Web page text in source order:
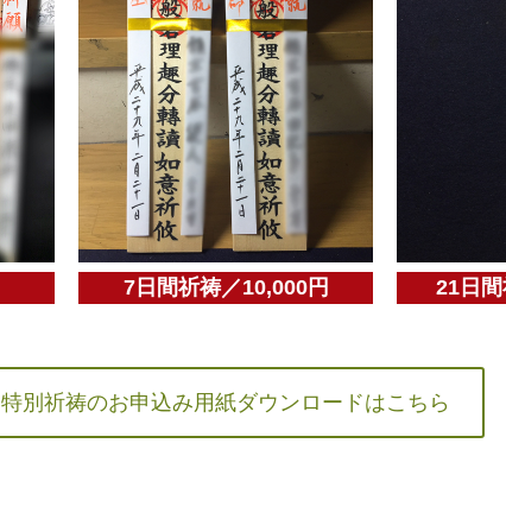
7日間祈祷／10,000円 21日
特別祈祷のお申込み用紙ダウンロードはこちら